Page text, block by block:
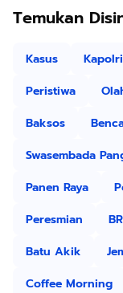
Temukan
Kasus Kapolri
Peristiwa
Baksos
Swasembada
Panen Raya
Peresmian
Batu Akik
Coffee Morning